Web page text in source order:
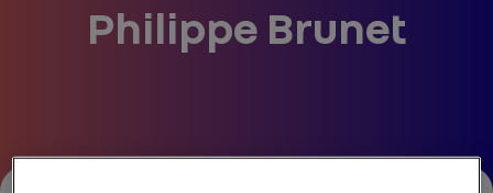
Philippe Brunet